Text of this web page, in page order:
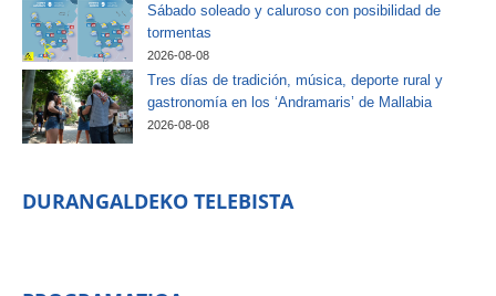
Sábado soleado y caluroso con posibilidad de
tormentas
2026-08-08
Tres días de tradición, música, deporte rural y
gastronomía en los ‘Andramaris’ de Mallabia
2026-08-08
DURANGALDEKO TELEBISTA